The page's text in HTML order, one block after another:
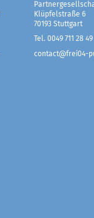
Klüpfelstraße 6
70193 Stuttgart
Tel. 0049 711 28 49
contact@frei04-